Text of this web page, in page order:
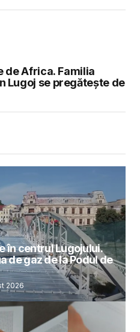
de Africa. Familia
Lugoj se pregătește de
în centrul Lugojului.
de gaz de la Podul de
2026